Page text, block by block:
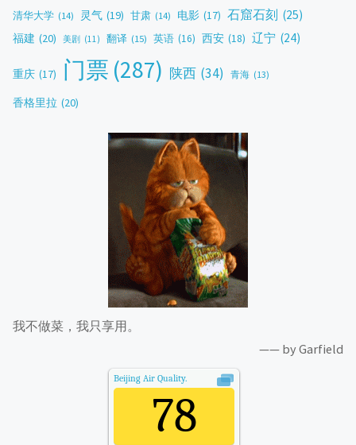
清华大学 (14) 灵气 (19) 甘肃 (14) 电影 (17) 石窟石刻 (25)
福建 (20) 美剧 (11) 翻译 (15) 英语 (16) 西安 (18) 辽宁 (24)
重庆 (17) 门票 (287) 陕西 (34) 青海 (13)
香格里拉 (20)
我不做菜，我只享用。
—— by Garfield
Beijing Air Quality.
78